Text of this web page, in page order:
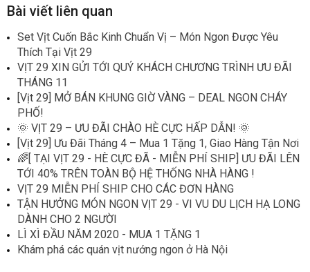
Bài viết liên quan
Set Vịt Cuốn Bắc Kinh Chuẩn Vị – Món Ngon Được Yêu
Thích Tại Vịt 29
VỊT 29 XIN GỬI TỚI QUÝ KHÁCH CHƯƠNG TRÌNH ƯU ĐÃI
THÁNG 11
[Vịt 29] MỞ BÁN KHUNG GIỜ VÀNG – DEAL NGON CHÁY
PHỐ!
🌞 VỊT 29 – ƯU ĐÃI CHÀO HÈ CỰC HẤP DẪN! 🌞
[Vịt 29] Ưu Đãi Tháng 4 – Mua 1 Tặng 1, Giao Hàng Tận Nơi
🌈[ TẠI VỊT 29 - HÈ CỰC ĐÃ - MIỄN PHÍ SHIP] ƯU ĐÃI LÊN
TỚI 40% TRÊN TOÀN BỘ HỆ THỐNG NHÀ HÀNG !
VỊT 29 MIỄN PHÍ SHIP CHO CÁC ĐƠN HÀNG
TẬN HƯỞNG MÓN NGON VỊT 29 - VI VU DU LỊCH HẠ LONG
DÀNH CHO 2 NGƯỜI
LÌ XÌ ĐẦU NĂM 2020 - MUA 1 TẶNG 1
Khám phá các quán vịt nướng ngon ở Hà Nội